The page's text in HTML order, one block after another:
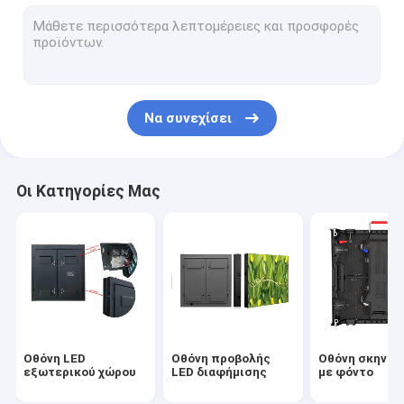
Επίδειξη των υπαίθριων οδηγήσεων ενοικίου
Τηλεοπτικός τοίχος των οδηγήσεων εκκλησιών
Οθόνη κουρτινών οδηγήσεων
Προσαρμοσμένη οδηγημένη επίδειξη
Επιτροπή οθόνης των εύκαμπτων οδηγήσεων
Να συνεχίσει
Οι Κατηγορίες Μας
Οθόνη LED
εξωτερικού χώρου
Οθόνη προβολής
LED διαφήμισης
Οθόνη
με φόντο